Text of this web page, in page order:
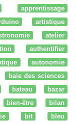
apprentissage
artistique
atelier
authentifier
autonomie
baie des sciences
bateau
bazar
bien-être
bilan
bit
bleu